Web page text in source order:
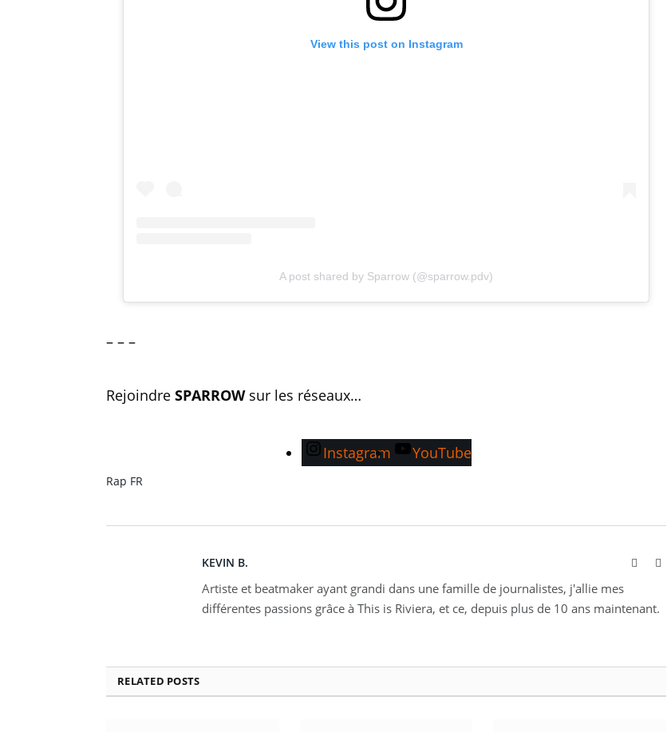
View this post on Instagram
A post shared by Sparrow (@sparrow.pdv)
– – –
Rejoindre SPARROWsur les réseaux…
Instagram YouTube
Rap FR
KEVIN B. Website
Artiste et beatmaker ayant grandi dans une famille de journalistes, j'allie mes
différentes passions grâce à This is Riviera, et ce, depuis plus de 10 ans maintenant.
RELATED POSTS